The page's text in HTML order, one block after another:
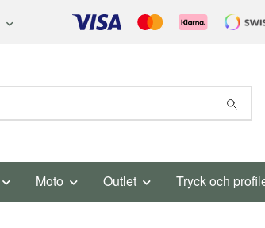
Moto Outlet Tryck och